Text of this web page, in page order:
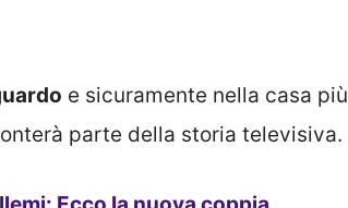
e sicuramente nella casa più
parte della storia televisiva.